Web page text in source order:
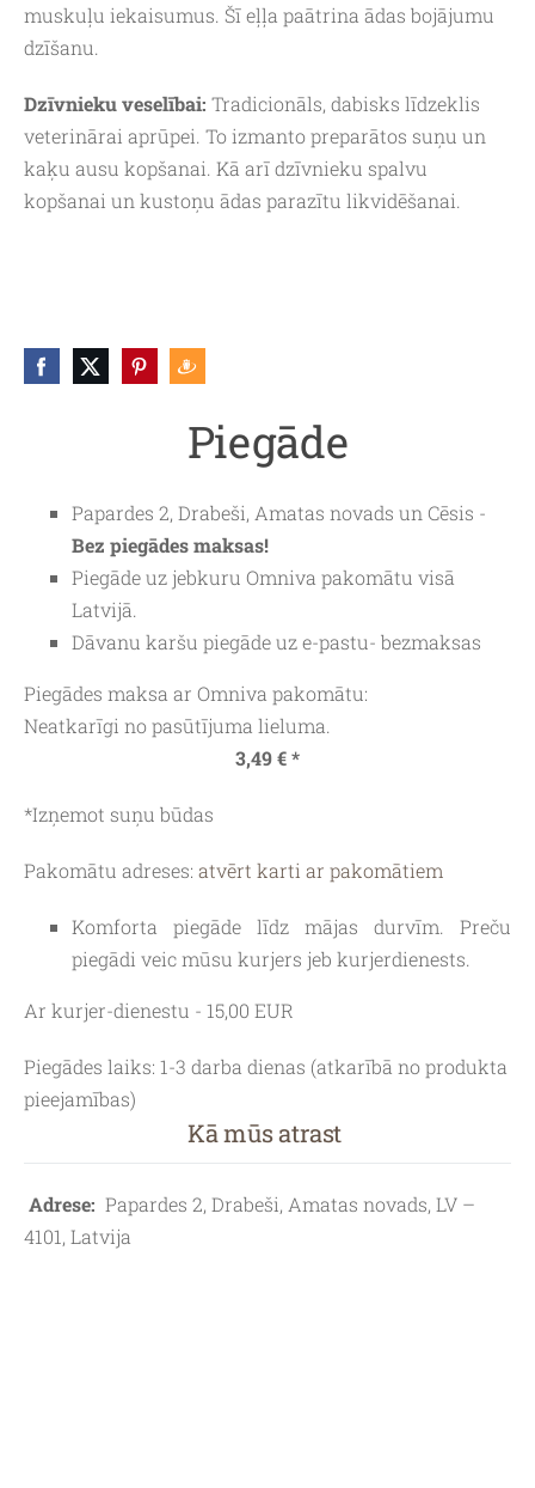
Piegāde
Papardes 2, Drabeši, Amatas novads un Cēsis -
Bez piegādes maksas!
Piegāde uz jebkuru Omniva pakomātu visā
Latvijā.
Dāvanu karšu piegāde uz e-pastu- bezmaksas
Piegādes maksa ar Omniva pakomātu:
Neatkarīgi no pasūtījuma lieluma.
3,49 € *
*Izņemot suņu būdas
Pakomātu adreses: atvērt karti ar pakomātiem
Komforta piegāde līdz mājas durvīm. Preču
piegādi veic mūsu kurjers jeb kurjerdienests.
Ar kurjer-dienestu - 15,00 EUR
Piegādes laiks: 1-3 darba dienas (atkarībā no produkta
pieejamības)
Kā mūs atrast
Adrese: Papardes 2, Drabeši, Amatas novads, LV –
4101, Latvija
muskuļu iekaisumus. Šī eļļa paātrina ādas bojājumu
dzīšanu.
Dzīvnieku veselībai: Tradicionāls, dabisks līdzeklis
veterinārai aprūpei. To izmanto preparātos suņu un
kaķu ausu kopšanai. Kā arī dzīvnieku spalvu
kopšanai un kustoņu ādas parazītu likvidēšanai.